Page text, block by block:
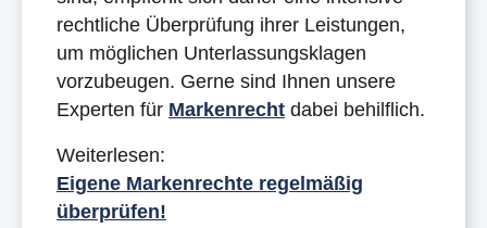
rechtliche Überprüfung ihrer Leistungen,
um möglichen Unterlassungsklagen
vorzubeugen. Gerne sind Ihnen unsere
Experten für Markenrecht dabei behilflich.
Weiterlesen:
Eigene Markenrechte regelmäßig
überprüfen!